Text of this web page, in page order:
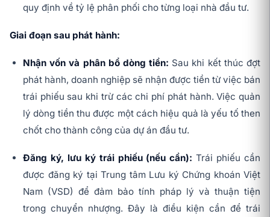
quy định về tỷ lệ phân phối cho từng loại nhà đầu tư.
Giai đoạn sau phát hành:
Nhận vốn và phân bổ dòng tiền: Sau khi kết thúc đợt
phát hành, doanh nghiệp sẽ nhận được tiền từ việc bán
trái phiếu sau khi trừ các chi phí phát hành. Việc quản
lý dòng tiền thu được một cách hiệu quả là yếu tố then
chốt cho thành công của dự án đầu tư.
Đăng ký, lưu ký trái phiếu (nếu cần): Trái phiếu cần
được đăng ký tại Trung tâm Lưu ký Chứng khoán Việt
Nam (VSD) để đảm bảo tính pháp lý và thuận tiện
trong chuyển nhượng. Đây là điều kiện cần để trái